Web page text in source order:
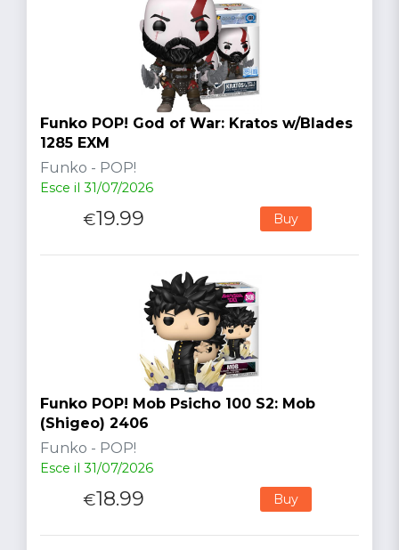
Funko POP! God of War: Kratos w/Blades
1285 EXM
Funko - POP!
Esce il 31/07/2026
€19.99 Buy
Funko POP! Mob Psicho 100 S2: Mob
(Shigeo) 2406
Funko - POP!
Esce il 31/07/2026
€18.99 Buy